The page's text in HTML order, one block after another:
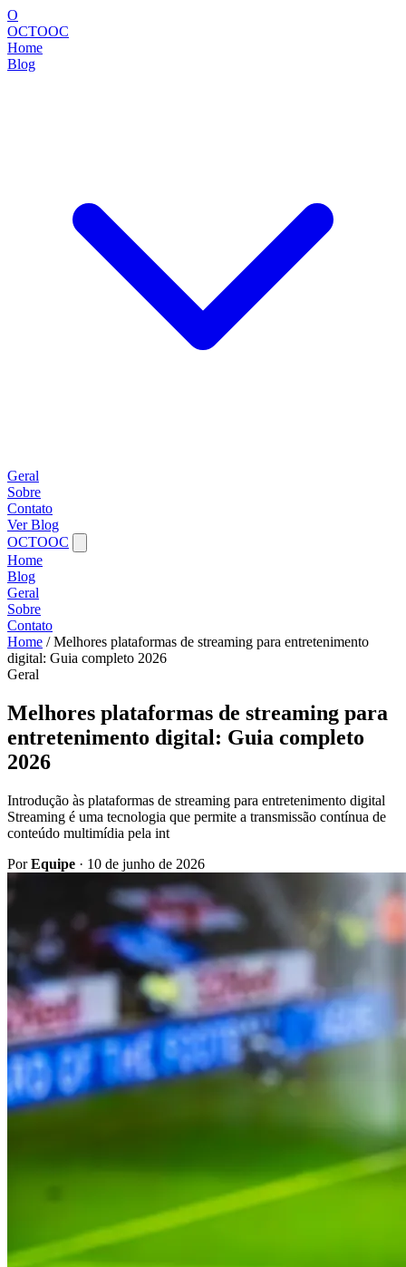
O
OCTOOC
Home
Blog
Geral
Sobre
Contato
Ver Blog
OCTOOC
Home
Blog
Geral
Sobre
Contato
Home / Melhores plataformas de streaming para entretenimento
digital: Guia completo 2026
Geral
Melhores plataformas de streaming para
entretenimento digital: Guia completo
2026
Introdução às plataformas de streaming para entretenimento digital
Streaming é uma tecnologia que permite a transmissão contínua de
conteúdo multimídia pela int
PorEquipe · 10 de junho de 2026